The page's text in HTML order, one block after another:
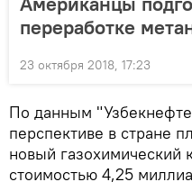
переработке
23 октября 2018, 17:23
По данным
перспективе в стране
новый газохимический
стоимостью 4,25